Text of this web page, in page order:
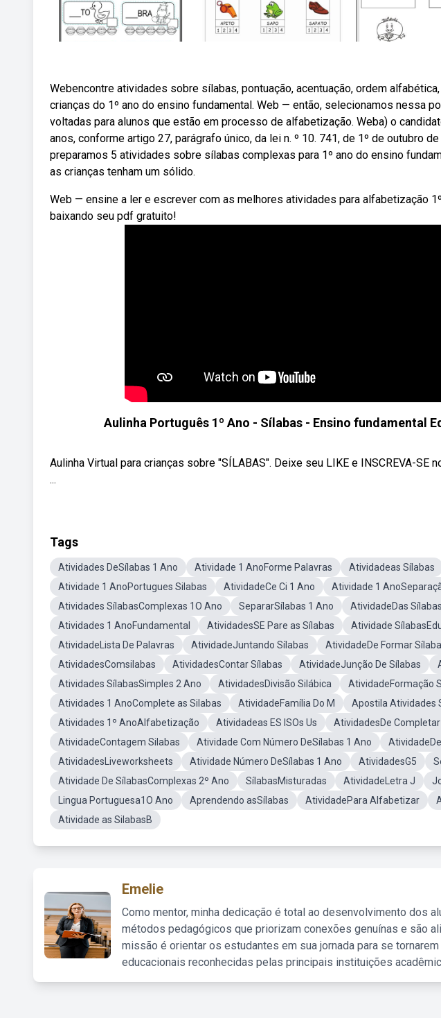
Webencontre atividades sobre sílabas, pontuação, acentuação, ordem
crianças do 1º ano do ensino fundamental. Web — então, selecionamos nessa
voltadas para alunos que estão em processo de alfabetização. Weba) o
anos, conforme artigo 27, parágrafo único, da lei n. º 10. 741, de 1º de outubro
preparamos 5 atividades sobre sílabas complexas para 1º ano do ensino
as crianças tenham um sólido.
Web — ensine a ler e escrever com as melhores atividades para alfabetização
baixando seu pdf gratuito!
Aulinha Português 1º Ano - Sílabas - Ensino fundamental
Aulinha Virtual para crianças sobre "SÍLABAS". Deixe seu LIKE e INSCREVA-SE
...
Tags
Atividades DeSílabas 1 Ano Atividade 1 AnoForme Palavras Atividadeas Sílabas
Atividade 1 AnoPortugues Silabas
AtividadeCe Ci 1 Ano
Atividade 1
Atividades SílabasComplexas 1O Ano
SepararSílabas 1 Ano AtividadeDas Sílabas
Atividades 1 AnoFundamental
AtividadesSE Pare as Sílabas Atividade
AtividadeLista De Palavras
AtividadeJuntando Sílabas AtividadeDe Formar
AtividadesComsilabas
AtividadesContar Sílabas AtividadeJunção De Sílabas
Atividades SílabasSimples 2 Ano
AtividadesDivisão Silábica AtividadeFormação
Atividades 1 AnoComplete as Silabas
AtividadeFamília Do M
Apostila Atividades
Atividades 1º AnoAlfabetização
Atividadeas ES ISOs Us AtividadesDe
AtividadeContagem Silabas
Atividade Com Número DeSílabas 1 Ano
AtividadesLiveworksheets
Atividade Número DeSílabas 1 Ano AtividadesG5
Atividade De SílabasComplexas 2º Ano
SílabasMisturadas AtividadeLetra J
Lingua Portuguesa1O Ano
Aprendendo asSílabas AtividadePara Alfabetizar
Atividade as SilabasB
Emelie
Como mentor, minha dedicação é total ao desenvolvimento dos
métodos pedagógicos que priorizam conexões genuínas e são
missão é orientar os estudantes em sua jornada para se
educacionais reconhecidas pelas principais instituições